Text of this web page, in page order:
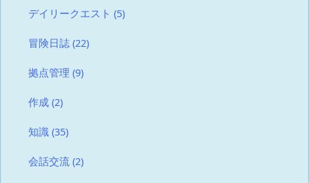
デイリークエスト (5)
冒険日誌 (22)
拠点管理 (9)
作成 (2)
知識 (35)
会話交流 (2)